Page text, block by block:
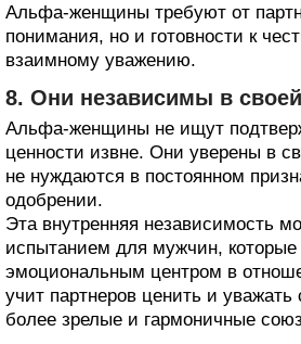
Альфа-женщины требуют от
понимания, но и готовности к
взаимному уважению.
8. Они независимы в
Альфа-женщины не ищут
ценности извне. Они уверены в
не нуждаются в постоянном
одобрении.
Эта внутренняя независимость
испытанием для мужчин,
эмоциональным центром в
учит партнеров ценить и уважать
более зрелые и гармоничные